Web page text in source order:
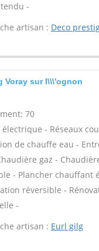
-
artisan : Deco
Voray sur l\\\'ognon
70
électrique - Réseaux
de chauffe eau -
gaz -
- Plancher chauffant
réversible -
-
artisan : Eurl gilg